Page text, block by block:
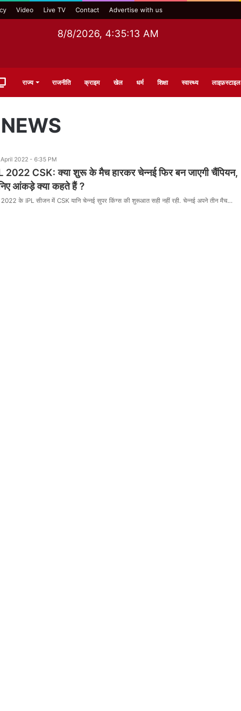
Video Live TV Contact Advertise with us
8/8/2026, 4:35:14 AM
राज्य राजनीति क्राइम खेल धर्म शिक्षा स्वास्थ्य लाइफ़स्टाइल
2022 - 6:35 PM
2022 CSK: क्या शुरू के मैच हारकर चेन्नई फिर बन जाएगी चैंपियन,
आंकड़े क्या कहते हैं ?
के IPL सीजन में CSK यानि चेन्नई सुपर किंग्स की शुरूआत सही नहीं रही. चेन्नई अपने तीन मैच…